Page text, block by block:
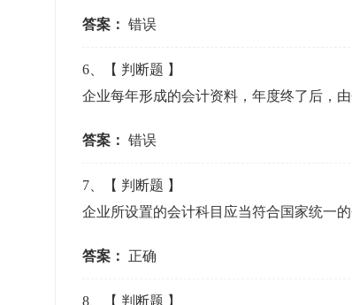
答案： 错误
6 、【 判断题 】
企业每年形成的会计资料，年度终了后，
答案： 错误
7 、【 判断题 】
企业所设置的会计科目应当符合国家统一
答案： 正确
8 、【 判断题 】